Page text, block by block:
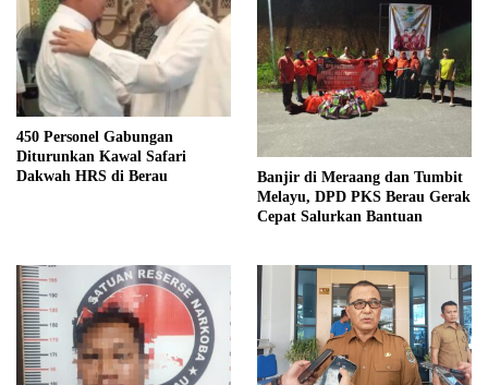
450 Personel Gabungan
Diturunkan Kawal Safari
Dakwah HRS di Berau
Banjir di Meraang dan Tumbit
Melayu, DPD PKS Berau Gerak
Cepat Salurkan Bantuan